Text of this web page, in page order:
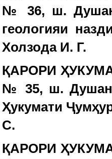
№ 36, ш.
геологияи
Холзода И. Г.
ҚАРОРИ
№ 35, ш.
Ҳукумати
С.
ҚАРОРИ